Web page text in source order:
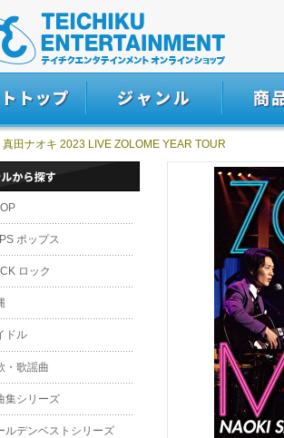
真田ナオキ 2023 LIVE ZOLOME YEAR TOUR
ポップス
ロック
ドル
・歌謡曲
集シリーズ
ルデンベストシリーズ